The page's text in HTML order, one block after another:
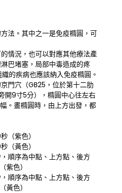
法。其中之一是免疫橢圓，可
情況，也可以對應其他療法產
巴堵塞，局部中毒造成的疼
的疾病也應該納入免疫橢圓。
門穴（GB25，位於第十二肋
開9寸5分），橢圓中心往左右
。畫橢圓時，由上方出發，都
（紫色）
（黃色）
順序為中點、上方點、後方
紫色）
順序為中點、上方點、後方
黃色）